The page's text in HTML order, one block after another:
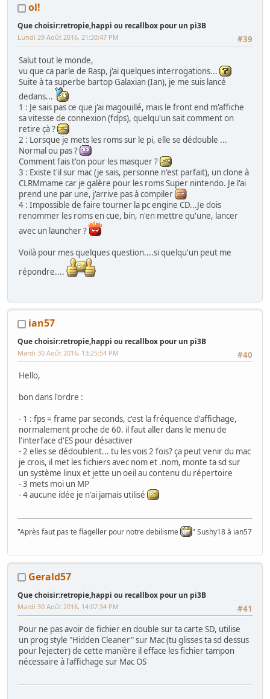
ol!
Que choisir:retropie,happi ou recallbox pour un pi3B
#39
Lundi 29 Août 2016, 21:30:47 PM
Salut tout le monde,
vu que ca parle de Rasp, j'ai quelques interrogations...
Suite à ta superbe bartop Galaxian (Ian), je me suis lancé
dedans...
1 : Je sais pas ce que j'ai magouillé, mais le front end m'affiche
sa vitesse de connexion (fdps), quelqu'un sait comment on
retire çà ?
2 : Lorsque je mets les roms sur le pi, elle se dédouble ...
Normal ou pas ?
Comment fais t'on pour les masquer ?
3 : Existe t'il sur mac (je sais, personne n'est parfait), un clone à
CLRMmame car je galère pour les roms Super nintendo. Je l'ai
prend une par une, j'arrive pas à compiler
4 : Impossible de faire tourner la pc engine CD...Je dois
renommer les roms en cue, bin, n'en mettre qu'une, lancer
avec un launcher ?
Voilà pour mes quelques question....si quelqu'un peut me
répondre....
ian57
Que choisir:retropie,happi ou recallbox pour un pi3B
#40
Mardi 30 Août 2016, 13:25:54 PM
Hello,
bon dans l'ordre :
- 1 : fps = frame par seconds, c'est la fréquence d'affichage,
normalement proche de 60. il faut aller dans le menu de
l'interface d'ES pour désactiver
- 2 elles se dédoublent... tu les vois 2 fois? ça peut venir du mac
je crois, il met les fichiers avec nom et .nom, monte ta sd sur
un système linux et jette un oeil au contenu du répertoire
- 3 mets moi un MP
- 4 aucune idée je n'ai jamais utilisé
"Après faut pas te flageller pour notre debilisme " Sushy18 à ian57
Gerald57
Que choisir:retropie,happi ou recallbox pour un pi3B
#41
Mardi 30 Août 2016, 14:07:34 PM
Pour ne pas avoir de fichier en double sur ta carte SD, utilise
un prog style "Hidden Cleaner" sur Mac (tu glisses ta sd dessus
pour l'ejecter) de cette manière il efface les fichier tampon
nécessaire à l'affichage sur Mac OS